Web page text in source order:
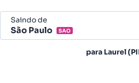
Saindo de
São Paulo SAO
Belo Horizonte - Todos (BHZ)
para Laurel